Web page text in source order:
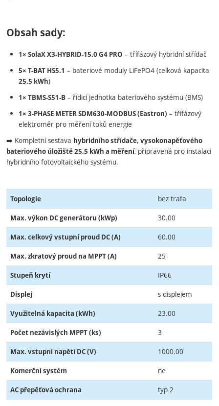
Obsah sady:
1× SolaX X3-HYBRID-15.0 G4 PRO – třífázový hybridní střídač
5× T-BAT HS5.1 – bateriové moduly LiFePO4 (celková kapacita
25,5 kWh)
1× TBMS-S51-B – řídicí jednotka bateriového systému (BMS)
1× 3-PHASE METER SDM630-MODBUS (Eastron) – třífázový
elektroměr pro měření toků energie
➡️ Kompletní sestava hybridního střídače, vysokonapěťového
bateriového úložiště 25,5 kWh a měření, připravená pro instalaci
hybridního fotovoltaického systému.
Topologie bez trafa
Max. výkon DC generátoru (kWp) 30.00
Max. celkový vstupní proud DC (A) 60.00
Max. zkratový proud na MPPT (A) 25
Stupeň krytí IP66
Displej s displejem
Využitelná kapacita (kWh) 23.00
Počet nezávislých MPPT (ks) 3
Max. vstupní napětí DC (V) 1000.00
Komerční systém ne
AC přepěťová ochrana typ 2